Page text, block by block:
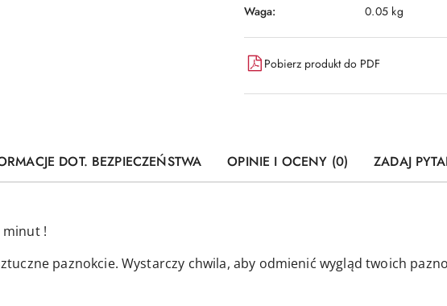
Waga: 0.05 kg
Pobierz produkt do PDF
DOT. BEZPIECZEŃSTWA OPINIE I OCENY (0) ZADAJ
minut !
paznokcie. Wystarczy chwila, aby odmienić wygląd twoich